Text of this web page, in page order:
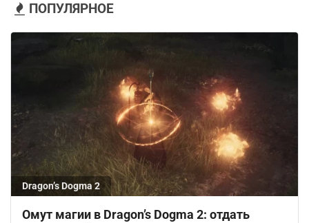
ПОПУЛЯРНОЕ
Dragon’s Dogma 2
Омут магии в Dragon’s Dogma 2: отдать